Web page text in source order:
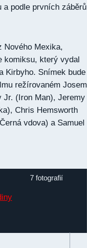
a podle prvních záběrů
Nového Mexika,
komiksu, který vydal
Kirbyho. Snímek bude
režírovaném Josem
Jr. (Iron Man), Jeremy
Chris Hemsworth
vdova) a Samuel
7 fotografií